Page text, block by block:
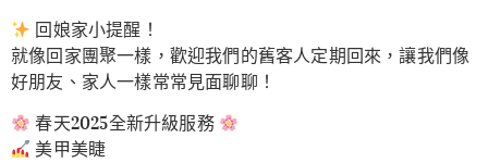
回娘家小提醒！
就像回家團聚一樣，歡迎我們的舊客人定期回來，讓我們像
好朋友、家人一樣常常見面聊聊！
春天2025全新升級服務
美甲美睫